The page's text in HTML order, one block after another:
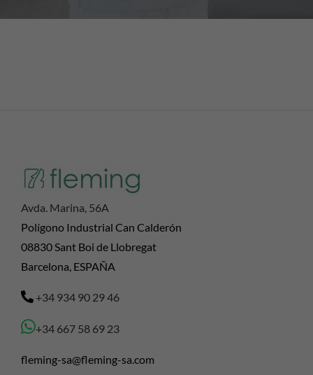
Avda. Marina, 56A
Polígono Industrial Can Calderón
08830 Sant Boi de Llobregat
Barcelona, ESPAÑA
+34 934 90 29 46
+34 667 58 69 23
fleming-sa@fleming-sa.com